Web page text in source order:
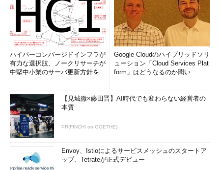
ハイパーコンバージドインフラが
有力な選択肢、ノークリサーチが
中堅中小業のサーバ更新方針を調
Google Cloudのハイブリッドソリ
ューション「Cloud Services Plat
form」はどうなるのか聞い...
【見城徹×藤田晋】AI時代でも変わらない経営者の
本質
PR(FINCHI on GOETHE)
Envoy、Istioによるサービスメッシュのスタートア
ップ、Tetrateが正式デビュー